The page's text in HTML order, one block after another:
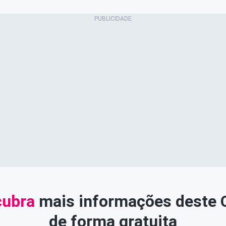
mais informações deste
de forma gratuita